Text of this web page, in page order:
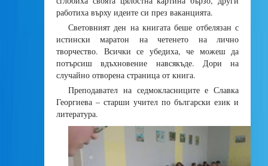
работиха върху идеите си през ваканцията.
Световният ден на книгата беше отбелязан с
истински маратон на четенето на лично
творчество. Всички се убедиха, че можеш да
потърсиш вдъхновение навсякъде. Дори на
случайно отворена страница от книга.
Преподавател на седмокласниците е Славка
Георгиева – старши учител по български език и
литература.